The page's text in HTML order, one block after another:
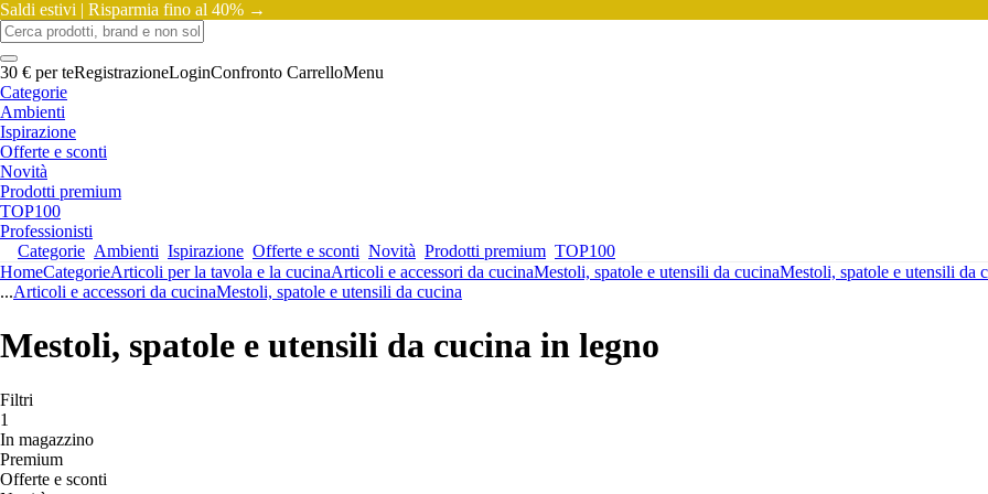
Saldi estivi | Risparmia fino al 40% →
30 € per teRegistrazioneLoginConfronto CarrelloMenu
Categorie
Ambienti
Ispirazione
Offerte e sconti
Novità
Prodotti premium
TOP100
Professionisti
Categorie Ambienti Ispirazione Offerte e sconti Novità Prodotti premium TOP100
HomeCategorieArticoli per la tavola e la cucinaArticoli e accessori da cucinaMestoli, spatole e utensili da cucinaMestoli, spatole e utensili da
...Articoli e accessori da cucinaMestoli, spatole e utensili da cucina
Mestoli, spatole e utensili da cucina in legno
Filtri
1
In magazzino
Premium
Offerte e sconti